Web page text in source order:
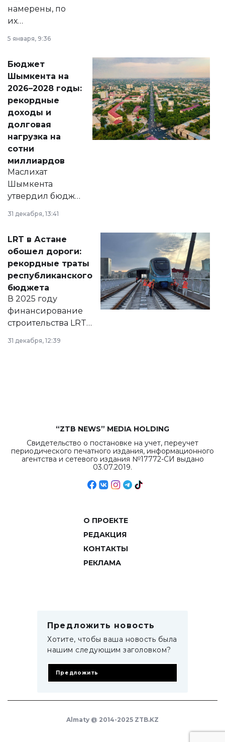
намерены, по
их
принести
народу
Венесуэлы.
5 января, 9:36
Бюджет
Шымкента на
2026–2028 годы:
рекордные
доходы и
долговая
нагрузка на
сотни
миллиардов
Маслихат
Шымкента
утвердил бюджет
города на 2026–
2028 годы.
документ
появился в базе
нормативных
правовых актов и
на сайте маслихат
города.
31 декабря, 13:41
LRT в Астане
обошел дороги:
рекордные траты
республиканского
бюджета
В 2025 году
финансирование
строительства LRT
в Астане из
республиканского
31 декабря, 12:39
“ZTB NEWS” MEDIA HOLDING
Свидетельство о постановке на учет, переучет
периодического печатного издания, информационного
агентства и сетевого издания №17772-СИ выдано
03.07.2019.
О ПРОЕКТЕ
РЕДАКЦИЯ
КОНТАКТЫ
РЕКЛАМА
Предложить новость
Хотите, чтобы ваша новость была
нашим следующим заголовком?
Предложить
Almaty @ 2014-2025 ZTB.KZ